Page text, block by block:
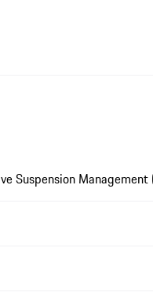
Suspension Management